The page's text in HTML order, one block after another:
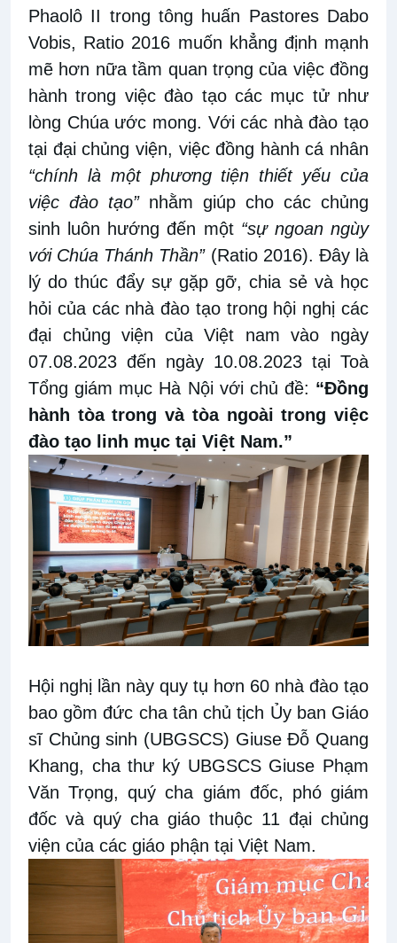
Phaolô II trong tông huấn Pastores Dabo
Vobis, Ratio 2016 muốn khẳng định mạnh
mẽ hơn nữa tầm quan trọng của việc đồng
hành trong việc đào tạo các mục tử như
lòng Chúa ước mong. Với các nhà đào tạo
tại đại chủng viện, việc đồng hành cá nhân
“chính là một phương tiện thiết yếu của
việc đào tạo”nhằm giúp cho các chủng
sinh luôn hướng đến một “sự ngoan ngùy
với Chúa Thánh Thần”(Ratio 2016). Đây là
lý do thúc đẩy sự gặp gỡ, chia sẻ và học
hỏi của các nhà đào tạo trong hội nghị các
đại chủng viện của Việt nam vào ngày
07.08.2023 đến ngày 10.08.2023 tại Toà
Tổng giám mục Hà Nội với chủ đề: “Đồng
hành tòa trong và tòa ngoài trong việc
đào tạo linh mục tại Việt Nam.”
Hội nghị lần này quy tụ hơn 60 nhà đào tạo
bao gồm đức cha tân chủ tịch Ủy ban Giáo
sĩ Chủng sinh (UBGSCS) Giuse Đỗ Quang
Khang, cha thư ký UBGSCS Giuse Phạm
Văn Trọng, quý cha giám đốc, phó giám
đốc và quý cha giáo thuộc 11 đại chủng
viện của các giáo phận tại Việt Nam.